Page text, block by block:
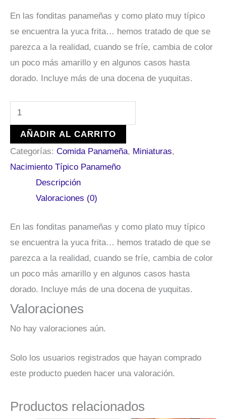
En las fonditas panameñas y como plato muy típico
se encuentra la yuca frita… hemos tratado de que se
parezca a la realidad, cuando se fríe, cambia de color
un poco más amarillo y en algunos casos hasta
dorado. Incluye más de una docena de yuquitas.
AÑADIR AL CARRITO
Categorías: Comida Panameña, Miniaturas,
Nacimiento Típico Panameño
Descripción
Valoraciones (0)
En las fonditas panameñas y como plato muy típico
se encuentra la yuca frita… hemos tratado de que se
parezca a la realidad, cuando se fríe, cambia de color
un poco más amarillo y en algunos casos hasta
dorado. Incluye más de una docena de yuquitas.
Valoraciones
No hay valoraciones aún.
Solo los usuarios registrados que hayan comprado
este producto pueden hacer una valoración.
Productos relacionados